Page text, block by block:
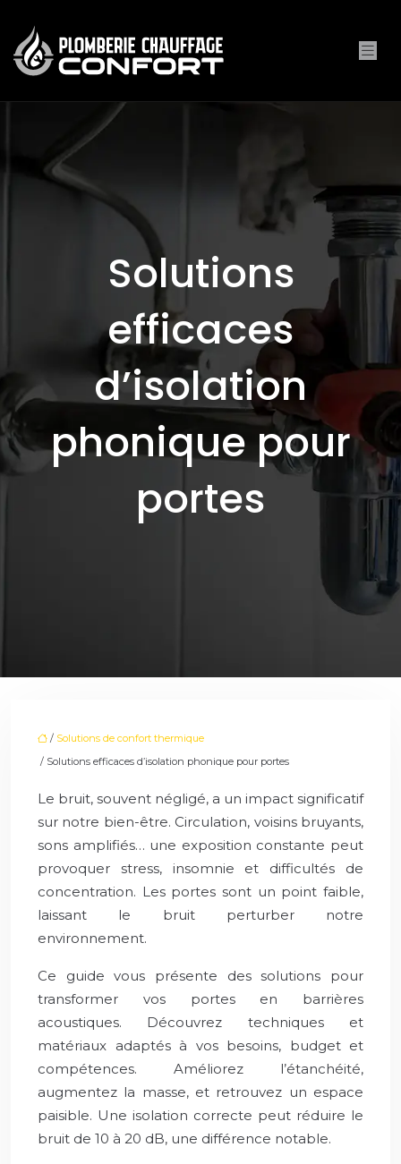
Solutions
efficaces
d’isolation
phonique pour
portes
/ Solutions de confort thermique
/ Solutions efficaces d’isolation phonique pour portes
Le bruit, souvent négligé, a un impact significatif
sur notre bien-être. Circulation, voisins bruyants,
sons amplifiés… une exposition constante peut
provoquer stress, insomnie et difficultés de
concentration. Les portes sont un point faible,
laissant le bruit perturber notre
environnement.
Ce guide vous présente des solutions pour
transformer vos portes en barrières
acoustiques. Découvrez techniques et
matériaux adaptés à vos besoins, budget et
compétences. Améliorez l’étanchéité,
augmentez la masse, et retrouvez un espace
paisible. Une isolation correcte peut réduire le
bruit de 10 à 20 dB, une différence notable.